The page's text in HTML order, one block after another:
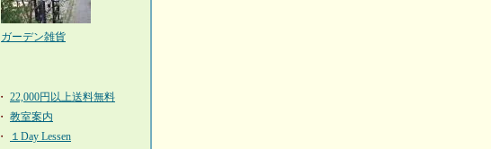
ガーデン雑貨
・ 22,000円以上送料無料
・ 教室案内
・
１Day Lessen